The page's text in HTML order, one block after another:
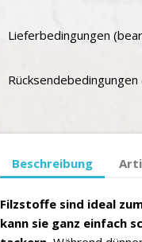
Lieferbedingungen
Beschreibung
Filzstoffe sind ideal
kann sie ganz einfach